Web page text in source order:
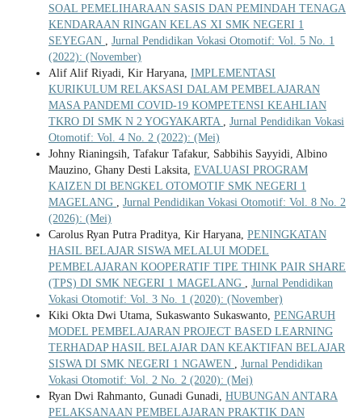
SOAL PEMELIHARAAN SASIS DAN PEMINDAH TENAGA
KENDARAAN RINGAN KELAS XI SMK NEGERI 1
SEYEGAN , Jurnal Pendidikan Vokasi Otomotif: Vol. 5 No. 1
(2022): (November)
Alif Alif Riyadi, Kir Haryana, IMPLEMENTASI
KURIKULUM RELAKSASI DALAM PEMBELAJARAN
MASA PANDEMI COVID-19 KOMPETENSI KEAHLIAN
TKRO DI SMK N 2 YOGYAKARTA , Jurnal Pendidikan Vokasi
Otomotif: Vol. 4 No. 2 (2022): (Mei)
Johny Rianingsih, Tafakur Tafakur, Sabbihis Sayyidi, Albino
Mauzino, Ghany Desti Laksita, EVALUASI PROGRAM
KAIZEN DI BENGKEL OTOMOTIF SMK NEGERI 1
MAGELANG , Jurnal Pendidikan Vokasi Otomotif: Vol. 8 No. 2
(2026): (Mei)
Carolus Ryan Putra Praditya, Kir Haryana, PENINGKATAN
HASIL BELAJAR SISWA MELALUI MODEL
PEMBELAJARAN KOOPERATIF TIPE THINK PAIR SHARE
(TPS) DI SMK NEGERI 1 MAGELANG , Jurnal Pendidikan
Vokasi Otomotif: Vol. 3 No. 1 (2020): (November)
Kiki Okta Dwi Utama, Sukaswanto Sukaswanto, PENGARUH
MODEL PEMBELAJARAN PROJECT BASED LEARNING
TERHADAP HASIL BELAJAR DAN KEAKTIFAN BELAJAR
SISWA DI SMK NEGERI 1 NGAWEN , Jurnal Pendidikan
Vokasi Otomotif: Vol. 2 No. 2 (2020): (Mei)
Ryan Dwi Rahmanto, Gunadi Gunadi, HUBUNGAN ANTARA
PELAKSANAAN PEMBELAJARAN PRAKTIK DAN